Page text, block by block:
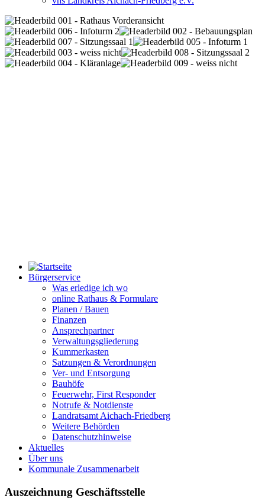
Bürgerservice
Was erledige ich wo
online Rathaus & Formulare
Planen / Bauen
Finanzen
Ansprechpartner
Verwaltungsgliederung
Kummerkasten
Satzungen & Verordnungen
Ver- und Entsorgung
Bauhöfe
Feuerwehr, First Responder
Notrufe & Notdienste
Landratsamt Aichach-Friedberg
Weitere Behörden
Datenschutzhinweise
Aktuelles
Über uns
Kommunale Zusammenarbeit
Auszeichnung Geschäftsstelle